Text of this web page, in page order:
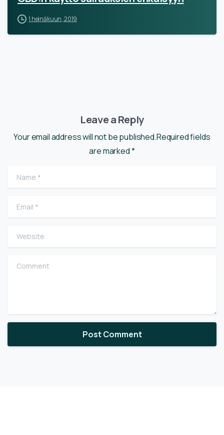
1 heinäkuun, 2019
Leave a Reply
Your email address will not be published.Required fields
are marked *
Name
Email
Website
Comment